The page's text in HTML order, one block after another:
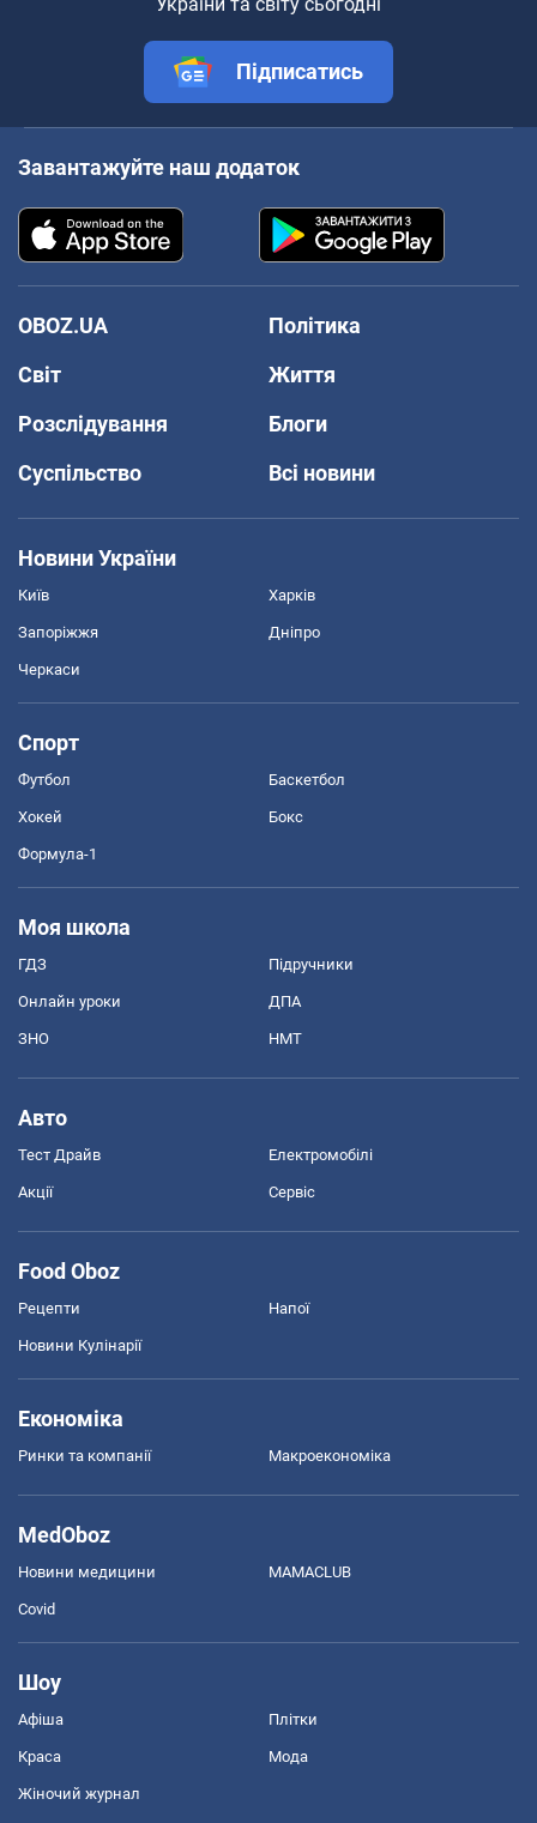
Підписатись
Завантажуйте наш додаток
OBOZ.UA
Політика
Світ
Життя
Розслідування
Блоги
Суспільство
Всі новини
Новини України
Київ Харків
Запоріжжя Дніпро
Черкаси
Спорт
Футбол Баскетбол
Хокей Бокс
Формула-1
Моя школа
ГДЗ Підручники
Онлайн уроки ДПА
ЗНО НМТ
Авто
Тест Драйв Електромобілі
Акції Сервіс
Food Oboz
Рецепти Напої
Новини Кулінарії
Економіка
Ринки та компанії Макроекономіка
MedOboz
Новини медицини MAMACLUB
Covid
Шоу
Афіша Плітки
Краса Мода
Жіночий журнал